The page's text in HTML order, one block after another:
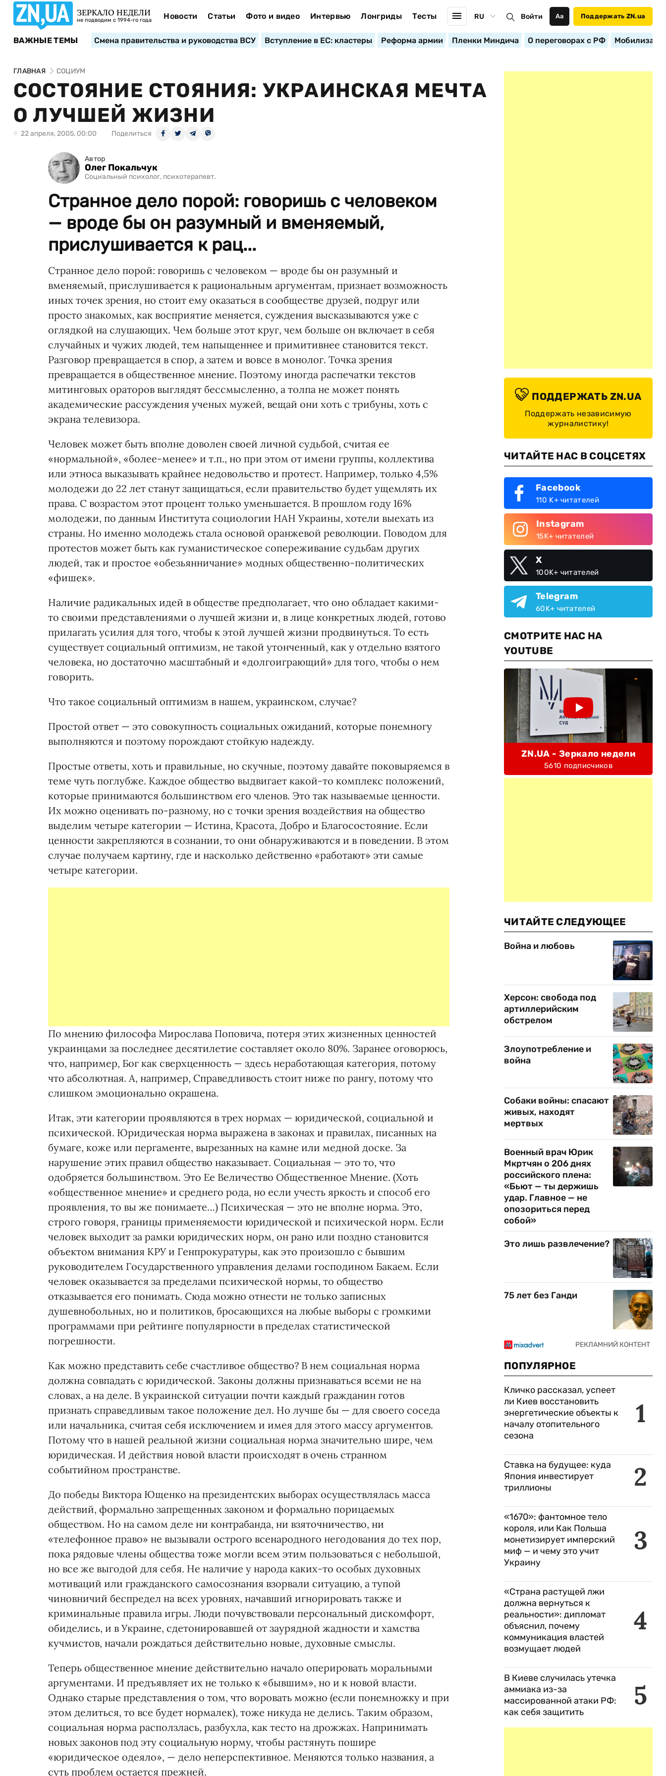
ЗЕРКАЛО НЕДЕЛИ
не подводим с 1994-го года Новости Статьи Фото и видео Интервью Лонгриды Тесты RU Войти Аа Поддержать ZN.ua
ВАЖНЫЕ ТЕМЫ Смена правительства и руководства ВСУ Вступление в ЕС: кластеры Реформа армии Пленки Миндича О переговорах с РФ
ГЛАВНАЯ СОЦИУМ
СОСТОЯНИЕ СТОЯНИЯ: УКРАИНСКАЯ МЕЧТА
О ЛУЧШЕЙ ЖИЗНИ
22 апреля, 2005, 00:00 Поделиться
Автор
Олег Покальчук
Социальный психолог, психотерапевт.
Странное дело порой: говоришь с человеком
— вроде бы он разумный и вменяемый,
прислушивается к рац...
Странное дело порой: говоришь с человеком — вроде бы он разумный и
вменяемый, прислушивается к рациональным аргументам, признает возможность
иных точек зрения, но стоит ему оказаться в сообществе друзей, подруг или
просто знакомых, как восприятие меняется, суждения высказываются уже с
оглядкой на слушающих. Чем больше этот круг, чем больше он включает в себя
случайных и чужих людей, тем напыщеннее и примитивнее становится текст.
Разговор превращается в спор, а затем и вовсе в монолог. Точка зрения
превращается в общественное мнение. Поэтому иногда распечатки текстов
митинговых ораторов выглядят бессмысленно, а толпа не может понять
академические рассуждения ученых мужей, вещай они хоть с трибуны, хоть с
экрана телевизора.
Человек может быть вполне доволен своей личной судьбой, считая ее
«нормальной», «более-менее» и т.п., но при этом от имени группы, коллектива
или этноса выказывать крайнее недовольство и протест. Например, только 4,5%
молодежи до 22 лет станут защищаться, если правительство будет ущемлять их
права. С возрастом этот процент только уменьшается. В прошлом году 16%
молодежи, по данным Института социологии НАН Украины, хотели выехать из
страны. Но именно молодежь стала основой оранжевой революции. Поводом для
протестов может быть как гуманистическое сопереживание судьбам других
людей, так и простое «обезьянничание» модных общественно-политических
«фишек».
Наличие радикальных идей в обществе предполагает, что оно обладает какими-
то своими представлениями о лучшей жизни и, в лице конкретных людей, готово
прилагать усилия для того, чтобы к этой лучшей жизни продвинуться. То есть
существует социальный оптимизм, не такой утонченный, как у отдельно взятого
человека, но достаточно масштабный и «долгоиграющий» для того, чтобы о нем
говорить.
Что такое социальный оптимизм в нашем, украинском, случае?
Простой ответ — это совокупность социальных ожиданий, которые понемногу
выполняются и поэтому порождают стойкую надежду.
Простые ответы, хоть и правильные, но скучные, поэтому давайте поковыряемся в
теме чуть поглубже. Каждое общество выдвигает какой-то комплекс положений,
которые принимаются большинством его членов. Это так называемые ценности.
Их можно оценивать по-разному, но с точки зрения воздействия на общество
выделим четыре категории — Истина, Красота, Добро и Благосостояние. Если
ценности закрепляются в сознании, то они обнаруживаются и в поведении. В этом
случае получаем картину, где и насколько действенно «работают» эти самые
четыре категории.
По мнению философа Мирослава Поповича, потеря этих жизненных ценностей
украинцами за последнее десятилетие составляет около 80%. Заранее оговорюсь,
что, например, Бог как сверхценность — здесь неработающая категория, потому
что абсолютная. А, например, Справедливость стоит ниже по рангу, потому что
слишком эмоционально окрашена.
Итак, эти категории проявляются в трех нормах — юридической, социальной и
психической. Юридическая норма выражена в законах и правилах, писанных на
бумаге, коже или пергаменте, вырезанных на камне или медной доске. За
нарушение этих правил общество наказывает. Социальная — это то, что
одобряется большинством. Это Ее Величество Общественное Мнение. (Хоть
«общественное мнение» и среднего рода, но если учесть яркость и способ его
проявления, то вы же понимаете…) Психическая — это не вполне норма. Это,
строго говоря, границы применяемости юридической и психической норм. Если
человек выходит за рамки юридических норм, он рано или поздно становится
объектом внимания КРУ и Генпрокуратуры, как это произошло с бывшим
руководителем Государственного управления делами господином Бакаем. Если
человек оказывается за пределами психической нормы, то общество
отказывается его понимать. Сюда можно отнести не только записных
душевнобольных, но и политиков, бросающихся на любые выборы с громкими
программами при рейтинге популярности в пределах статистической
погрешности.
Как можно представить себе счастливое общество? В нем социальная норма
должна совпадать с юридической. Законы должны признаваться всеми не на
словах, а на деле. В украинской ситуации почти каждый гражданин готов
признать справедливым такое положение дел. Но лучше бы — для своего соседа
или начальника, считая себя исключением и имея для этого массу аргументов.
Потому что в нашей реальной жизни социальная норма значительно шире, чем
юридическая. И действия новой власти происходят в очень странном
событийном пространстве.
До победы Виктора Ющенко на президентских выборах осуществлялась масса
действий, формально запрещенных законом и формально порицаемых
обществом. Но на самом деле ни контрабанда, ни взяточничество, ни
«телефонное право» не вызывали острого всенародного негодования до тех пор,
пока рядовые члены общества тоже могли всем этим пользоваться с небольшой,
но все же выгодой для себя. Не наличие у народа каких-то особых духовных
мотиваций или гражданского самосознания взорвали ситуацию, а тупой
чиновничий беспредел на всех уровнях, начавший игнорировать также и
криминальные правила игры. Люди почувствовали персональный дискомфорт,
обиделись, и в Украине, сдетонировавшей от заурядной жадности и хамства
кучмистов, начали рождаться действительно новые, духовные смыслы.
Теперь общественное мнение действительно начало оперировать моральными
аргументами. И предъявляет их не только к «бывшим», но и к новой власти.
Однако старые представления о том, что воровать можно (если понемножку и при
этом делиться, то все будет нормалек), тоже никуда не делись. Таким образом,
социальная норма расползлась, разбухла, как тесто на дрожжах. Напринимать
новых законов под эту социальную норму, чтобы растянуть пошире
«юридическое одеяло», — дело неперспективное. Меняются только названия, а
суть проблем остается прежней.
ПОДДЕРЖАТЬ ZN.UA
Поддержать независимую
журналистику!
ЧИТАЙТЕ НАС В СОЦСЕТЯХ
Facebook
110 K+ читателей
Instagram
15K+ читателей
X
100K+ читателей
Telegram
60K+ читателей
СМОТРИТЕ НАС НА
YOUTUBE
ZN.UA - Зеркало недели
5610 подписчиков
ЧИТАЙТЕ СЛЕДУЮЩЕЕ
Война и любовь
Херсон: свобода под
артиллерийским
обстрелом
Злоупотребление и
война
Собаки войны: спасают
живых, находят
мертвых
Военный врач Юрик
Мкртчян о 206 днях
российского плена:
«Бьют — ты держишь
удар. Главное — не
опозориться перед
собой»
Это лишь развлечение?
75 лет без Ганди
ПОПУЛЯРНОЕ
1
Кличко рассказал, успеет
ли Киев восстановить
энергетические объекты к
началу отопительного
сезона
2
Ставка на будущее: куда
Япония инвестирует
триллионы
3
«1670»: фантомное тело
короля, или Как Польша
монетизирует имперский
миф — и чему это учит
Украину
4
«Страна растущей лжи
должна вернуться к
реальности»: дипломат
объяснил, почему
коммуникация властей
возмущает людей
5
В Киеве случилась утечка
аммиака из-за
массированной атаки РФ:
как себя защитить